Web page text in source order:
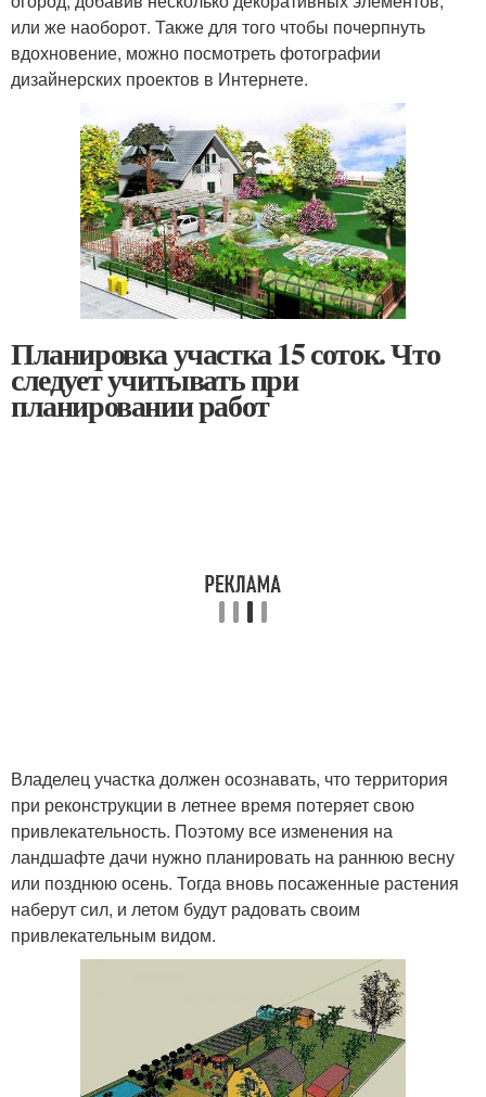
или же наоборот. Также для того чтобы почерпнуть
вдохновение, можно посмотреть фотографии
дизайнерских проектов в Интернете.
Планировка участка 15 соток. Что
следует учитывать при
планировании работ
Владелец участка должен осознавать, что территория
при реконструкции в летнее время потеряет свою
привлекательность. Поэтому все изменения на
ландшафте дачи нужно планировать на раннюю весну
или позднюю осень. Тогда вновь посаженные растения
наберут сил, и летом будут радовать своим
привлекательным видом.